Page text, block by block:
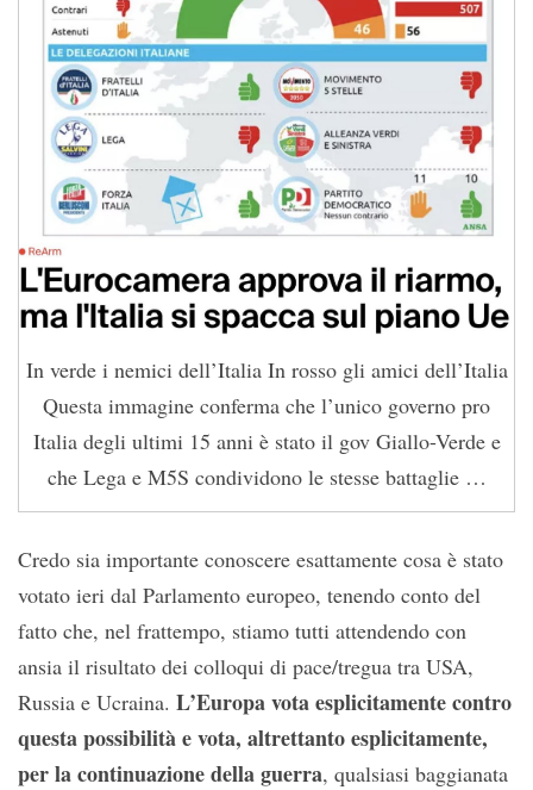
In verde i nemici dell’Italia In rosso gli amici dell’Italia
Questa immagine conferma che l’unico governo pro
Italia degli ultimi 15 anni è stato il gov Giallo-Verde e
che Lega e M5S condividono le stesse battaglie …
Credo sia importante conoscere esattamente cosa è stato
votato ieri dal Parlamento europeo, tenendo conto del
fatto che, nel frattempo, stiamo tutti attendendo con
ansia il risultato dei colloqui di pace/tregua tra USA,
Russia e Ucraina. L’Europa vota esplicitamente contro
questa possibilità e vota, altrettanto esplicitamente,
per la continuazione della guerra, qualsiasi baggianata